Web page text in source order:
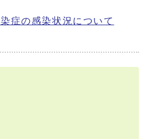
症の感染状況について